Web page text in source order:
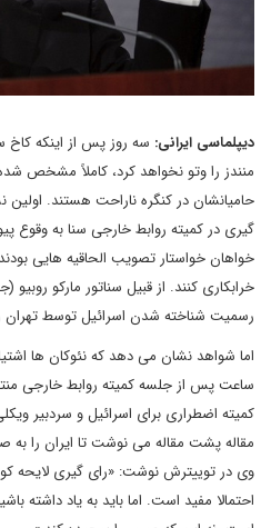
دیپلماسی ایرانی: سه روز پس از اینکه کاخ
منندز را وتو نخواهد کرد، کاملاً مشخص
حامیانشان در کنگره ناراحت هستند. اولین
گیری در کمیته روابط خارجی سنا به
خرابکاری کنند. از قبیل سناتور مارکو روبیو
رسمیت شناخته شدن اسرائیل توسط تهران
اما شواهد نشان می دهد که نئوکان ها
ساعت پس از جلسه کمیته روابط خارجی
کمیته اضطراری برای اسرائیل و سردبیر
مقاله پشت مقاله می نوشت تا ایران را به
وی در توییترش نوشت: «رای گیری لایحه
احتمالا مفید است. اما باید به یاد داشته